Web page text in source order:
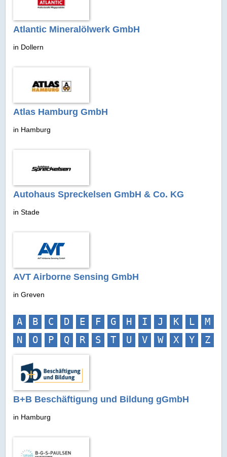
Atlantic Mineralölwerk GmbH
in Dollern
Atlas Hamburg GmbH
in Hamburg
Autohaus Spreckelsen GmbH & Co. KG
in Stade
AVT Airborne Sensing GmbH
in Greven
A B C D E F G H I J K L
M
N
O P Q R S T U V W X Y Z
B+B Beschäftigung und Bildung gGmbH
in Hamburg